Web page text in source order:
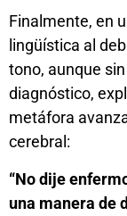
Finalmente, en
lingüística al
tono, aunque
diagnóstico,
metáfora
cerebral:
“No dije
una manera de